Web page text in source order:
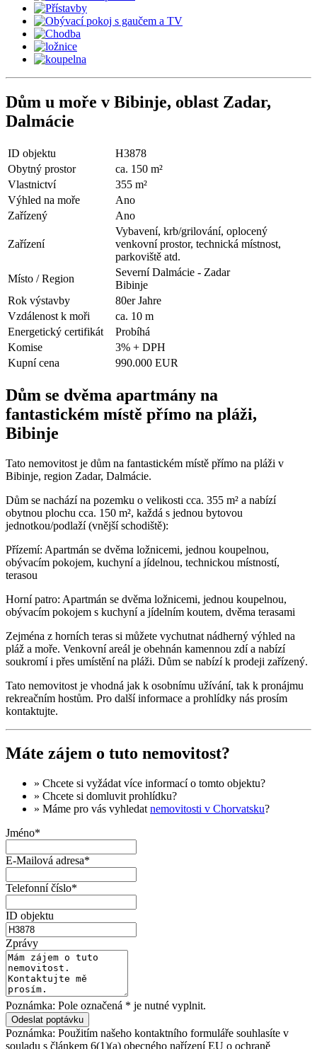
Dům u moře v Bibinje, oblast Zadar,
Dalmácie
ID objektu
H3878
Obytný prostor
ca. 150 m²
Vlastnictví
355 m²
Výhled na moře
Ano
Zařízený
Ano
Zařízení
Vybavení, krb/grilování, oplocený
venkovní prostor, technická místnost,
parkoviště atd.
Místo / Region
Severní Dalmácie - Zadar
Bibinje
Rok výstavby
80er Jahre
Vzdálenost k moři
ca. 10 m
Energetický certifikát
Probíhá
Komise
3% + DPH
Kupní cena
990.000 EUR
Dům se dvěma apartmány na
fantastickém místě přímo na pláži,
Bibinje
Tato nemovitost je dům na fantastickém místě přímo na pláži v
Bibinje, region Zadar, Dalmácie.
Dům se nachází na pozemku o velikosti cca. 355 m² a nabízí
obytnou plochu cca. 150 m², každá s jednou bytovou
jednotkou/podlaží (vnější schodiště):
Přízemí: Apartmán se dvěma ložnicemi, jednou koupelnou,
obývacím pokojem, kuchyní a jídelnou, technickou místností,
terasou
Horní patro: Apartmán se dvěma ložnicemi, jednou koupelnou,
obývacím pokojem s kuchyní a jídelním koutem, dvěma terasami
Zejména z horních teras si můžete vychutnat nádherný výhled na
pláž a moře. Venkovní areál je obehnán kamennou zdí a nabízí
soukromí i přes umístění na pláži. Dům se nabízí k prodeji zařízený.
Tato nemovitost je vhodná jak k osobnímu užívání, tak k pronájmu
rekreačním hostům. Pro další informace a prohlídky nás prosím
kontaktujte.
Máte zájem o tuto nemovitost?
» Chcete si vyžádat více informacío tomto objektu?
» Chcete si domluvit prohlídku?
» Máme pro vás vyhledat nemovitosti v Chorvatsku?
Jméno*
E-Mailová adresa*
Telefonní číslo*
ID objektu
Zprávy
Poznámka: Pole označená * je nutné vyplnit.
Poznámka: Použitím našeho kontaktního formuláře souhlasíte v
souladu s článkem 6(1)(a) obecného nařízení EU o ochraně